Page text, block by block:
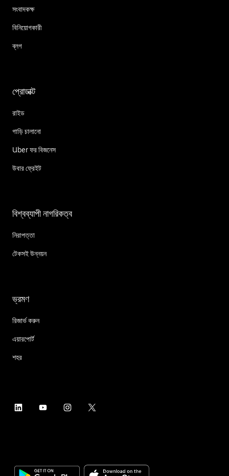
সংবাদকক্ষ
বিনিয়োগকারী
ব্লগ
প্রোডাক্ট
রাইড
গাড়ি চালানো
Uber ফর বিজনেস
উবার ফ্রেইট
বিশ্বব্যাপী নাগরিকত্ব
নিরাপত্তা
টেকসই উন্নয়ন
ভ্রমণ
রিজার্ভ করুন
এয়ারপোর্ট
শহর